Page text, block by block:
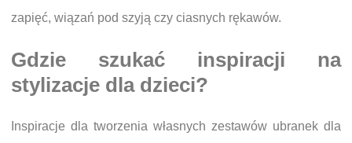
zapięć, wiązań pod szyją czy ciasnych rękawów.
Gdzie szukać inspiracji na
stylizacje dla dzieci?
Inspiracje dla tworzenia własnych zestawów ubranek dla